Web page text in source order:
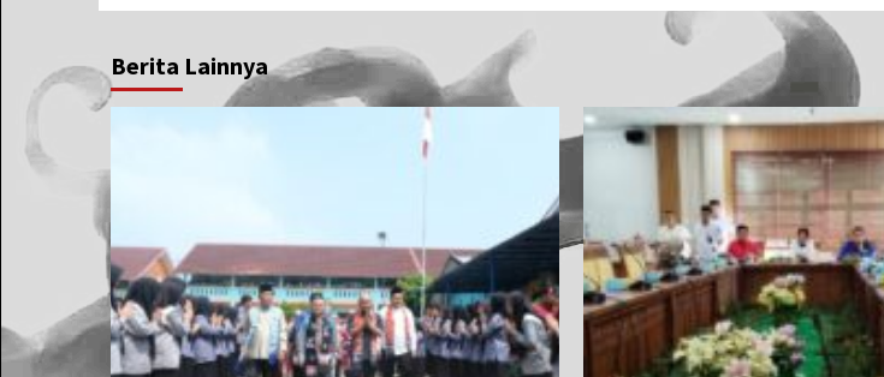
Berita Lainnya